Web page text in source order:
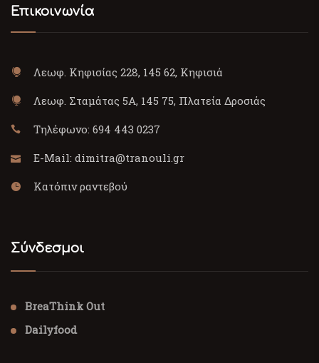
Επικοινωνία
Λεωφ. Κηφισίας 228, 145 62, Κηφισιά
Λεωφ. Σταμάτας 5Α, 145 75, Πλατεία Δροσιάς
Τηλέφωνο: 694 443 0237
E-Mail: dimitra@tranouli.gr
Κατόπιν ραντεβού
Σύνδεσμοι
BreaThink Out
Dailyfood